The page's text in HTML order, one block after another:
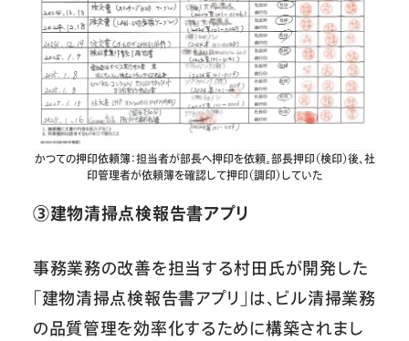
かつての押印依頼簿：担当者が部長へ押印を依頼。部長押印（検印）後、社
印管理者が依頼簿を確認して押印（調印）していた
③建物清掃点検報告書アプリ
事務業務の改善を担当する村田氏が開発した
「建物清掃点検報告書アプリ」は、ビル清掃業務
の品質管理を効率化するために構築されまし